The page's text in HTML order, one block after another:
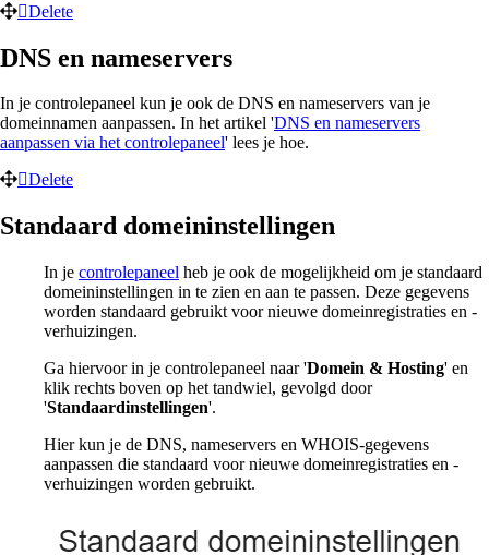
Delete
DNS en nameservers
In je controlepaneel kun je ook de DNS en nameservers van je
domeinnamen aanpassen. In het artikel 'DNS en nameservers
aanpassen via het controlepaneel' lees je hoe.
Delete
Standaard domeininstellingen
In je controlepaneel heb je ook de mogelijkheid om je standaard
domeininstellingen in te zien en aan te passen. Deze gegevens
worden standaard gebruikt voor nieuwe domeinregistraties en -
verhuizingen.
Ga hiervoor in je controlepaneel naar 'Domein & Hosting' en
klik rechts boven op het tandwiel, gevolgd door
'Standaardinstellingen'.
Hier kun je de DNS, nameservers en WHOIS-gegevens
aanpassen die standaard voor nieuwe domeinregistraties en -
verhuizingen worden gebruikt.